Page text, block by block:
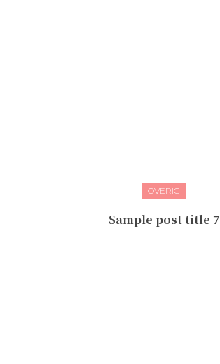
OVERIG
Sample post title 7